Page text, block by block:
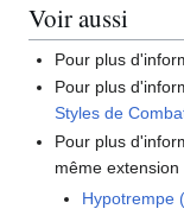
Voir aussi
Pour plus
Pour plus
Styles de
Pour plus
même extension
Hypotrempe